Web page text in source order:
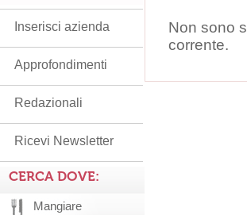
Non sono
corrente.
Inserisci azienda
Approfondimenti
Redazionali
Ricevi Newsletter
CERCA DOVE:
Mangiare